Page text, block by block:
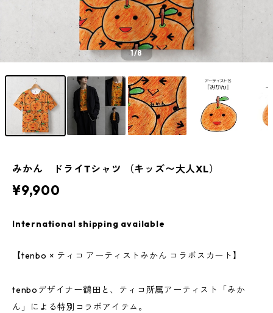
1/8
みかん ドライTシャツ （キッズ〜大人XL）
¥9,900
International shipping available
【tenbo × ティコ アーティストみかん コラボスカート】
tenboデザイナー鶴田と、ティコ所属アーティスト「みか
ん」による特別コラボアイテム。